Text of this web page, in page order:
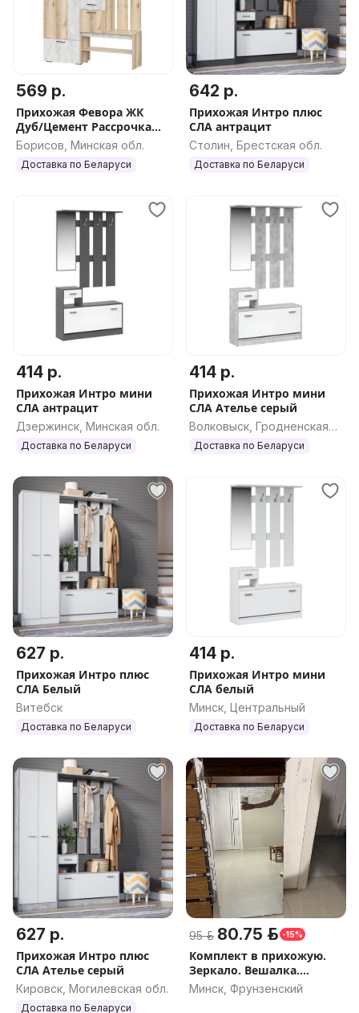
569 р.
Прихожая Февора ЖК
Дуб/Цемент Рассрочка
доставка
Борисов, Минская обл.
Доставка по Беларуси
642 р.
Прихожая Интро плюс
СЛА антрацит
Столин, Брестская обл.
Доставка по Беларуси
414 р.
Прихожая Интро мини
СЛА антрацит
Дзержинск, Минская обл.
Доставка по Беларуси
414 р.
Прихожая Интро мини
СЛА Ателье серый
Волковыск, Гродненская
обл.
Доставка по Беларуси
627 р.
Прихожая Интро плюс
СЛА Белый
Витебск
Доставка по Беларуси
414 р.
Прихожая Интро мини
СЛА белый
Минск, Центральный
Доставка по Беларуси
627 р.
Прихожая Интро плюс
СЛА Ателье серый
Кировск, Могилевская обл.
Доставка по Беларуси
95 р. 80.75 р. -15%
Комплект в прихожую.
Зеркало. Вешалка.
Тумбочка
Минск, Фрунзенский